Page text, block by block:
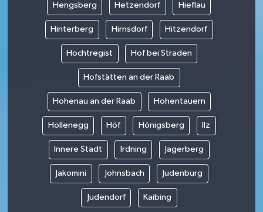
Hengsberg Hetzendorf Hieflau
Hinterberg Hirnsdorf Hitzendorf
Hochtregist Hof bei Straden
Hofstätten an der Raab
Hohenau an der Raab Hohentauern
Hollenegg Höf Hönigsberg Ilz
Innere Stadt Irdning Jagerberg
Jakomini Johnsbach Judenburg
Judendorf Kaibing